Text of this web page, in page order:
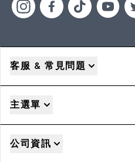
客服 & 常見問題
主選單
公司資訊